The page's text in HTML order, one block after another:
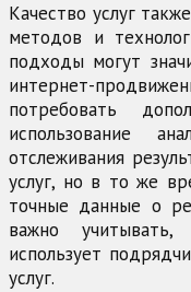
Качество услуг
методов и
подходы могут
интернет-
потребовать
использование
отслеживания
услуг, но в то же
точные данные о
важно
использует
услуг.